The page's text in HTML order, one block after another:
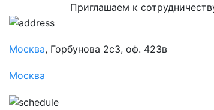
Приглашаем к
Москва, Горбунова 2с3, оф. 423в
Москва